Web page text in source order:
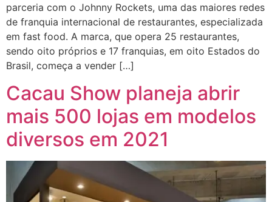
parceria com o Johnny Rockets, uma das maiores redes
de franquia internacional de restaurantes, especializada
em fast food. A marca, que opera 25 restaurantes,
sendo oito próprios e 17 franquias, em oito Estados do
Brasil, começa a vender […]
Cacau Show planeja abrir
mais 500 lojas em modelos
diversos em 2021